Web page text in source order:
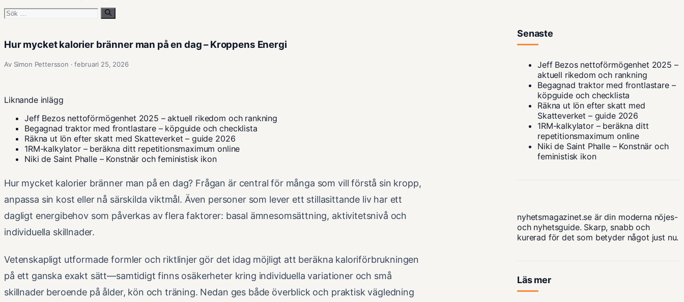
Sök
Hur mycket kalorier bränner man på en dag – Kroppens Energi
Av Simon Pettersson · februari 25, 2026
Liknande inlägg
Jeff Bezos nettoförmögenhet 2025 – aktuell rikedom och rankning
Begagnad traktor med frontlastare – köpguide och checklista
Räkna ut lön efter skatt med Skatteverket – guide 2026
1RM-kalkylator – beräkna ditt repetitionsmaximum online
Niki de Saint Phalle – Konstnär och feministisk ikon
Hur mycket kalorier bränner man på en dag? Frågan är central för många som vill förstå sin kropp,
anpassa sin kost eller nå särskilda viktmål. Även personer som lever ett stillasittande liv har ett
dagligt energibehov som påverkas av flera faktorer: basal ämnesomsättning, aktivitetsnivå och
individuella skillnader.
Vetenskapligt utformade formler och riktlinjer gör det idag möjligt att beräkna kaloriförbrukningen
på ett ganska exakt sätt—samtidigt finns osäkerheter kring individuella variationer och små
skillnader beroende på ålder, kön och träning. Nedan ges både överblick och praktisk vägledning
Senaste
Jeff Bezos nettoförmögenhet 2025 –
aktuell rikedom och rankning
Begagnad traktor med frontlastare –
köpguide och checklista
Räkna ut lön efter skatt med
Skatteverket – guide 2026
1RM-kalkylator – beräkna ditt
repetitionsmaximum online
Niki de Saint Phalle – Konstnär och
feministisk ikon
nyhetsmagazinet.se är din moderna nöjes-
och nyhetsguide. Skarp, snabb och
kurerad för det som betyder något just nu.
Läs mer